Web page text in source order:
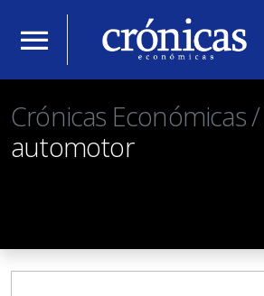
menu
Crónicas Económicas /
automotor